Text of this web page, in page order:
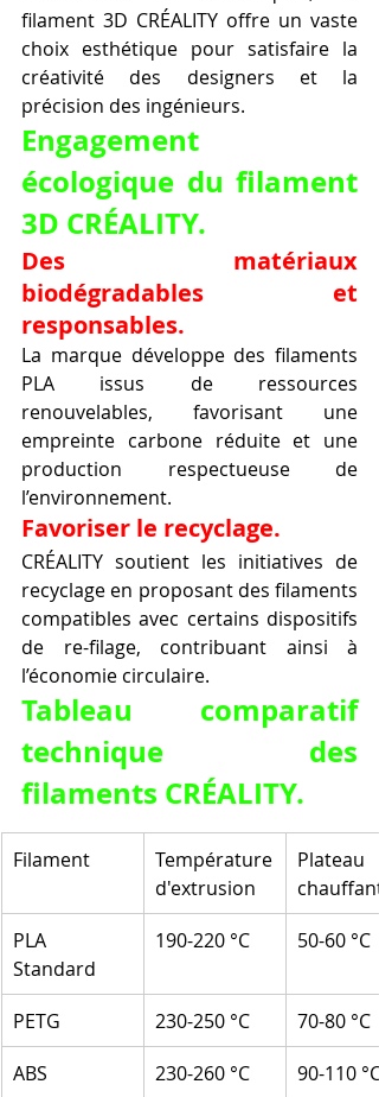
filament 3D CRÉALITY offre un vaste
choix esthétique pour satisfaire la
créativité des designers et la
précision des ingénieurs.
Engagement
écologique du filament
3D CRÉALITY.
Des matériaux
biodégradables et
responsables.
La marque développe des filaments
PLA issus de ressources
renouvelables, favorisant une
empreinte carbone réduite et une
production respectueuse de
l’environnement.
Favoriser le recyclage.
CRÉALITY soutient les initiatives de
recyclage en proposant des filaments
compatibles avec certains dispositifs
de re-filage, contribuant ainsi à
l’économie circulaire.
Tableau comparatif
technique des
filaments CRÉALITY.
Filament
Température
d'extrusion
Plateau
chauffant
PLA
Standard
190-220 °C 50-60 °C
PETG 230-250 °C
70-80 °C
ABS
230-260 °C
90-110 °C